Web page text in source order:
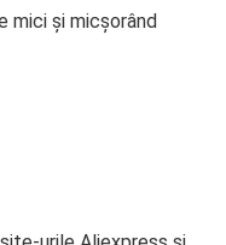
mici și micșorând